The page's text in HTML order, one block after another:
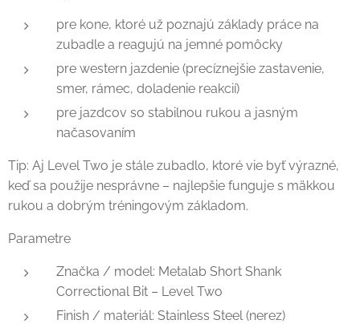
pre kone, ktoré už poznajú základy práce na
zubadle a reagujú na jemné pomôcky
pre western jazdenie (precíznejšie zastavenie,
smer, rámec, doladenie reakcií)
pre jazdcov so stabilnou rukou a jasným
načasovaním
Tip: Aj Level Two je stále zubadlo, ktoré vie byť výrazné,
keď sa použije nesprávne – najlepšie funguje s mäkkou
rukou a dobrým tréningovým základom.
Parametre
Značka / model: Metalab Short Shank
Correctional Bit – Level Two
Finish / materiál: Stainless Steel (nerez)